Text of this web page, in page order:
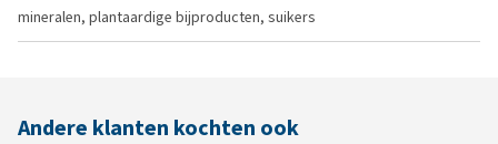
mineralen, plantaardige bijproducten, suikers
Andere klanten kochten ook